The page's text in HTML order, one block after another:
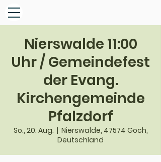
Nierswalde 11:00
Uhr / Gemeindefest
der Evang.
Kirchengemeinde
Pfalzdorf
So., 20. Aug.
  |
Nierswalde, 47574 Goch,
Deutschland